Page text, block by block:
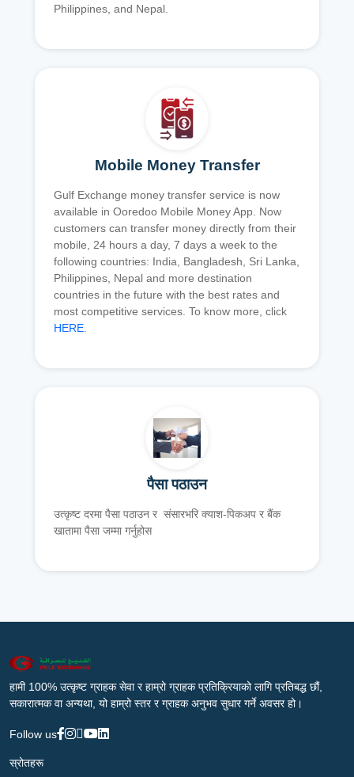
Philippines, and Nepal.
Mobile Money Transfer
Gulf Exchange money transfer service is now
available in Ooredoo Mobile Money App. Now
customers can transfer money directly from their
mobile, 24 hours a day, 7 days a week to the
following countries: India, Bangladesh, Sri Lanka,
Philippines, Nepal and more destination
countries in the future with the best rates and
most competitive services. To know more, click
HERE.
पैसा पठाउन
उत्कृष्ट दरमा पैसा पठाउन र संसारभरि क्याश-पिकअप र बैंक
खातामा पैसा जम्मा गर्नुहोस
हामी 100% उत्कृष्ट ग्राहक सेवा र हाम्रो ग्राहक प्रतिक्रियाको लागि प्रतिबद्ध छौं,
सकारात्मक वा अन्यथा, यो हाम्रो स्तर र ग्राहक अनुभव सुधार गर्ने अवसर हो।
Follow us
स्रोतहरू